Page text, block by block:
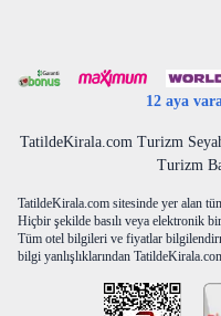
12 aya
TatildeKirala.com Turizm
Turizm
TatildeKirala.com sitesinde yer alan
Hiçbir şekilde basılı veya elektronik
Tüm otel bilgileri ve fiyatlar
bilgi yanlışlıklarından